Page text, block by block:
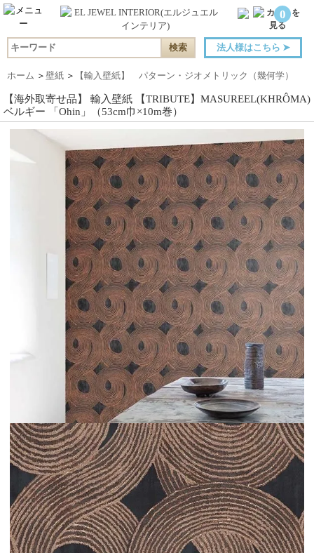
0
法人様はこちら ➤
ホーム ＞ 壁紙 ＞ 【輸入壁紙】 パターン・ジオメトリック（幾何学）
【海外取寄せ品】 輸入壁紙 【TRIBUTE】MASUREEL(KHRÔMA)
ベルギー 「Ohin」（53cm巾×10m巻）